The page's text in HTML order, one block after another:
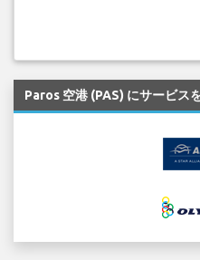
Paros 空港 (PAS) にサービス